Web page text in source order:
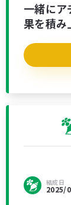
一緒にア
果を積み
結成日
2025/